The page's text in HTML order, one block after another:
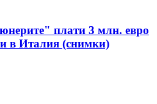
плати 3 млн. евро
в Италия (снимки)